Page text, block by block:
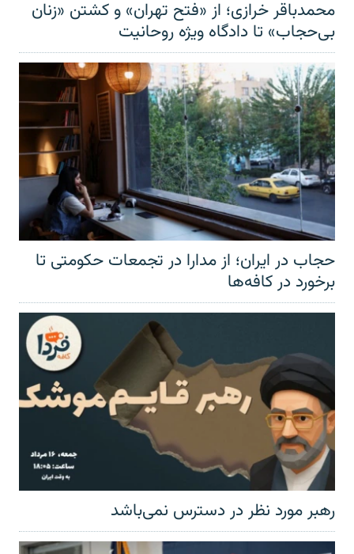
محمدباقر خرازی؛ از «فتح تهران» و کشتن «زنان
بی‌حجاب» تا دادگاه ویژه روحانیت
حجاب در ایران؛ از مدارا در تجمعات حکومتی تا
برخورد در کافه‌ها
رهبر مورد نظر در دسترس نمی‌باشد